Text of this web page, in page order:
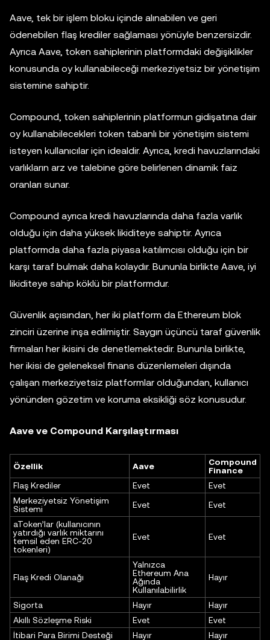
Aave, tek bir işlem bloku içinde alınabilen ve geri
ödenebilen flaş krediler sağlaması yönüyle benzersizdir.
Ayrıca Aave, token sahiplerinin platformdaki değişiklikler
konusunda oy kullanabileceği merkeziyetsiz bir yönetişim
sistemine sahiptir.
Compound, token sahiplerinin platformun gidişatına dair
oy kullanabilecekleri token tabanlı bir yönetişim sistemi
isteyen kullanıcılar için idealdir. Ayrıca, kredi havuzlarındaki
varlıkların arz ve talebine göre belirlenen dinamik faiz
oranları sunar.
Compound ayrıca kredi havuzlarında daha fazla varlık
olduğu için daha yüksek likiditeye sahiptir. Ayrıca
platformda daha fazla piyasa katılımcısı olduğu için bir
karşı taraf bulmak daha kolaydır. Bununla birlikte Aave, iyi
likiditeye sahip köklü bir platformdur.
Güvenlik açısından, her iki platform da Ethereum blok
zinciri üzerine inşa edilmiştir. Saygın üçüncü taraf güvenlik
firmaları her ikisini de denetlemektedir. Bununla birlikte,
her ikisi de geleneksel finans düzenlemeleri dışında
çalışan merkeziyetsiz platformlar olduğundan, kullanıcı
yönünden gözetim ve koruma eksikliği söz konusudur.
Aave ve Compound Karşılaştırması
Özellik Aave
Compound
Finance
Flaş Krediler
Evet
Evet
Merkeziyetsiz Yönetişim
Sistemi
Evet
Evet
aToken’lar (kullanıcının
yatırdığı varlık miktarını
temsil eden ERC-20
tokenleri)
Evet Evet
Flaş Kredi Olanağı
Yalnızca
Ethereum Ana
Ağında
Kullanılabilirlik
Hayır
Sigorta Hayır
Hayır
Akıllı Sözleşme Riski
Evet
Evet
İtibari Para Birimi Desteği
Hayır Hayır